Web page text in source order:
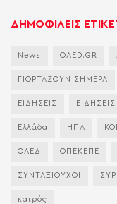
ΔΗΜΟΦΙΛΕΙΣ
News OAED.GR
ΓΙΟΡΤΑΖΟΥΝ ΣΗΜΕΡΑ
ΕΙΔΗΣΕΙΣ
Ελλάδα ΗΠΑ
ΟΑΕΔ ΟΠΕΚΕΠΕ
ΣΥΝΤΑΞΙΟΥΧΟΙ
καιρός